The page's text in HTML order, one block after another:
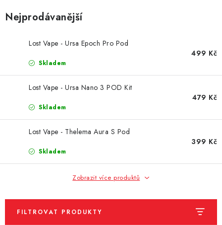
GRIPY & MODY
JEDNORÁZOVÉ A DOBÍJECÍ E-CIGARETY
NIKOTINOVÝ FILM
ZNAČKY
Vše o nákupu Jak reklamovat či vrátit zboží
Nejprodávanější
Lost Vape - Ursa Epoch Pro Pod
Skladem
499 Kč
Lost Vape - Ursa Nano 3 POD Kit
Skladem
479 Kč
Lost Vape - Thelema Aura S Pod
Skladem
399 Kč
Zobrazit více produktů
FILTROVAT PRODUKTY